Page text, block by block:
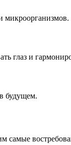
микроорганизмов.
глаз и
будущем.
самые